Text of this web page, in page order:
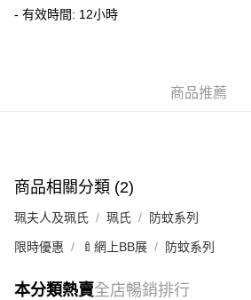
順豐自助櫃
每筆HK$50.00，滿HK$350.00或以上免運費
付款後門市自取
每筆HK$50.00，滿HK$300.00或以上免運費
- 有效時間: 12小時
商品推薦
商品相關分類 (2)
珮夫人及珮氏 珮氏 防蚊系列
限時優惠 🍼網上BB展 防蚊系列
本分類熱賣全店暢銷排行